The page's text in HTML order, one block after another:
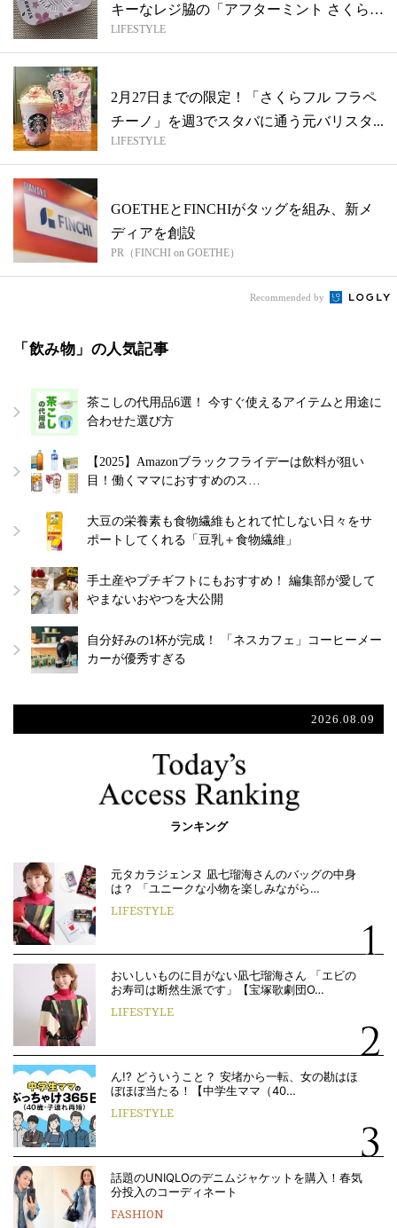
キーなレジ脇の「アフターミント さくら」
【...
LIFESTYLE
2月27日までの限定！「さくらフル フラペ
チーノ」を週3でスタバに通う元バリスタ...
LIFESTYLE
GOETHEとFINCHIがタッグを組み、新メ
ディアを創設
PR（FINCHI on GOETHE）
Recommended by
「飲み物」の人気記事
茶こしの代用品6選！ 今すぐ使えるアイテムと用途に
合わせた選び方
【2025】Amazonブラックフライデーは飲料が狙い
目！働くママにおすすめのス…
大豆の栄養素も食物繊維もとれて忙しない日々をサ
ポートしてくれる「豆乳＋食物繊維」
手土産やプチギフトにもおすすめ！ 編集部が愛して
やまないおやつを大公開
自分好みの1杯が完成！ 「ネスカフェ」コーヒーメー
カーが優秀すぎる
2026.08.09
ランキング
元タカラジェンヌ 凪七瑠海さんのバッグの中身
は？ 「ユニークな小物を楽しみながら…
LIFESTYLE
おいしいものに目がない凪七瑠海さん 「エビの
お寿司は断然生派です」【宝塚歌劇団O…
LIFESTYLE
ん!? どういうこと？ 安堵から一転、女の勘はほ
ぼほぼ当たる！【中学生ママ（40…
LIFESTYLE
話題のUNIQLOのデニムジャケットを購入！春気
分投入のコーディネート
FASHION